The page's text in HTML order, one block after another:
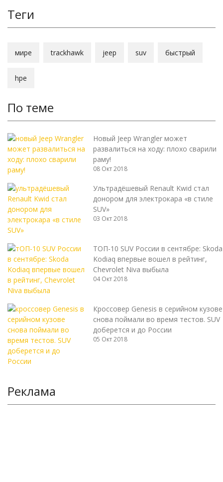
Теги
мире trackhawk jeep suv быстрый
hpe
По теме
Новый Jeep Wrangler может
развалиться на ходу: плохо сварили
раму!
08 Окт 2018
Ультрадёшевый Renault Kwid стал
донором для электрокара «в стиле
SUV»
03 Окт 2018
ТОП-10 SUV России в сентябре: Skoda
Kodiaq впервые вошел в рейтинг,
Chevrolet Niva выбыла
04 Окт 2018
Кроссовер Genesis в серийном кузове
снова поймали во время тестов. SUV
доберется и до России
05 Окт 2018
Реклама